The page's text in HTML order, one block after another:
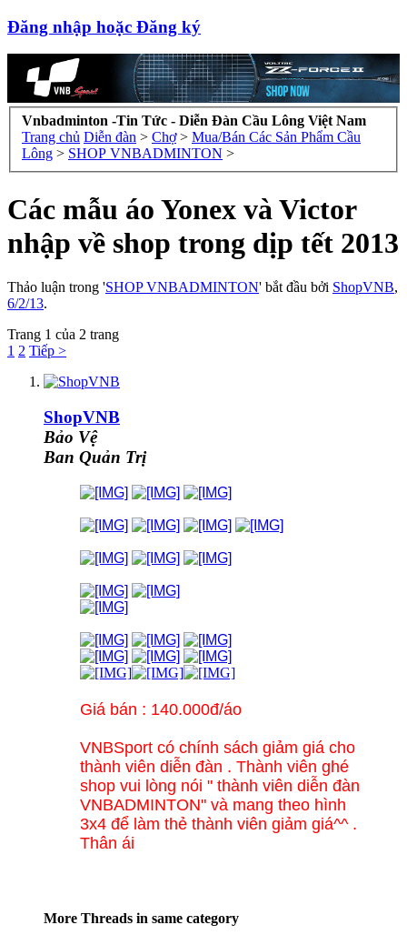
Đăng nhập hoặc Đăng ký
Vnbadminton -Tin Tức - Diễn Đàn Cầu Lông Việt Nam
Trang chủ Diễn đàn > Chợ > Mua/Bán Các Sản Phẩm Cầu
Lông > SHOP VNBADMINTON >
Các mẫu áo Yonex và Victor
nhập về shop trong dịp tết 2013
Thảo luận trong 'SHOP VNBADMINTON' bắt đầu bởi ShopVNB,
6/2/13.
Trang 1 của 2 trang
1 2 Tiếp >
ShopVNB
Bảo Vệ
Ban Quản Trị
Giá bán : 140.000đ/áo
VNBSport có chính sách giảm giá cho
thành viên diễn đàn . Thành viên ghé
shop vui lòng nói " thành viên diễn đàn
VNBADMINTON" và mang theo hình
3x4 để làm thẻ thành viên giảm giá^^ .
Thân ái
More Threads in same category